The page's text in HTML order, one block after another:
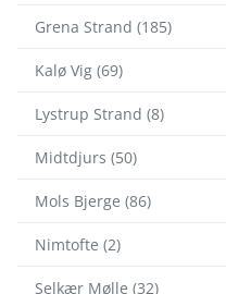
Grena Strand (185)
Kalø Vig (69)
Lystrup Strand (8)
Midtdjurs (50)
Mols Bjerge (86)
Nimtofte (2)
Selkær Mølle (32)